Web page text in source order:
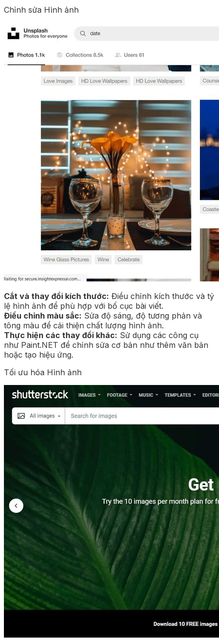
Chỉnh sửa Hình ảnh
Cắt và thay đổi kích thước: Điều chỉnh kích thước và tỷ
lệ hình ảnh để phù hợp với bố cục bài viết.
Điều chỉnh màu sắc: Sửa độ sáng, độ tương phản và
tông màu để cải thiện chất lượng hình ảnh.
Thực hiện các thay đổi khác: Sử dụng các công cụ
như Paint.NET để chỉnh sửa cơ bản như thêm văn bản
hoặc tạo hiệu ứng.
Tối ưu hóa Hình ảnh